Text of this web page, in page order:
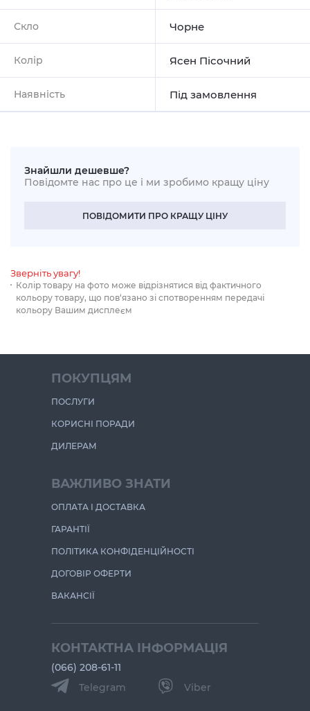
Скло Чорне
Колір Ясен Пісочний
Наявність Під замовлення
Знайшли дешевше?
Повідомте нас про це і ми зробимо кращу ціну
ПОВІДОМИТИ ПРО КРАЩУ ЦІНУ
Зверніть увагу!
Колір товару на фото може відрізнятися від фактичного
кольору товару, що пов‘язано зі спотворенням передачі
кольору Вашим дисплеєм
ПОКУПЦЯМ
ПОСЛУГИ
КОРИСНІ ПОРАДИ
ДИЛЕРАМ
ВАЖЛИВО ЗНАТИ
ОПЛАТА І ДОСТАВКА
ГАРАНТІЇ
ПОЛІТИКА КОНФІДЕНЦІЙНОСТІ
ДОГОВІР ОФЕРТИ
ВАКАНСІЇ
КОНТАКТНА ІНФОРМАЦІЯ
(066) 208-61-11
Telegram
Viber